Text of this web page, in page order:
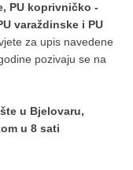
PU koprivničko -
varaždinske i PU
za upis navedene
pozivaju se na
u Bjelovaru,
u 8 sati